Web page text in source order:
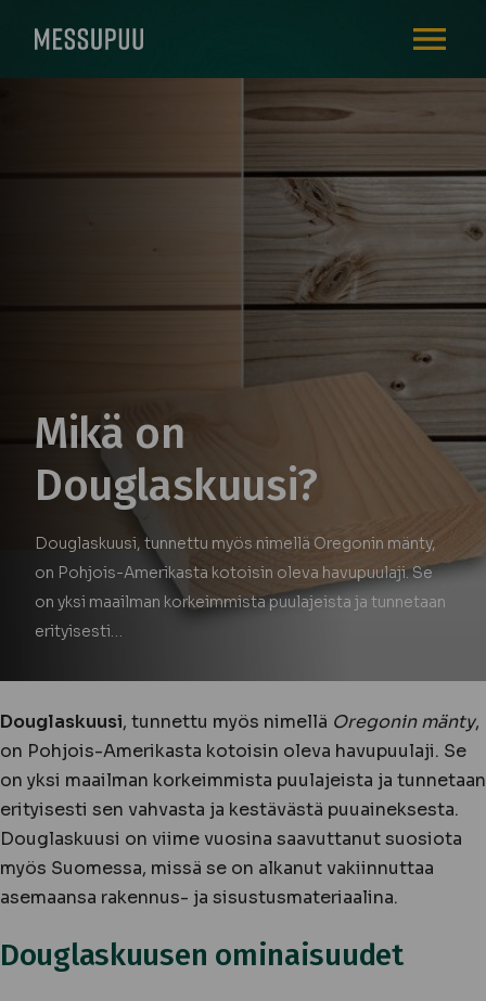
Mikä on
Douglaskuusi?
Douglaskuusi, tunnettu myös nimellä Oregonin mänty,
on Pohjois-Amerikasta kotoisin oleva havupuulaji. Se
on yksi maailman korkeimmista puulajeista ja tunnetaan
erityisesti…
Douglaskuusi, tunnettu myös nimellä Oregonin mänty,
on Pohjois-Amerikasta kotoisin oleva havupuulaji. Se
on yksi maailman korkeimmista puulajeista ja tunnetaan
erityisesti sen vahvasta ja kestävästä puuaineksesta.
Douglaskuusi on viime vuosina saavuttanut suosiota
myös Suomessa, missä se on alkanut vakiinnuttaa
asemaansa rakennus- ja sisustusmateriaalina.
Douglaskuusen ominaisuudet